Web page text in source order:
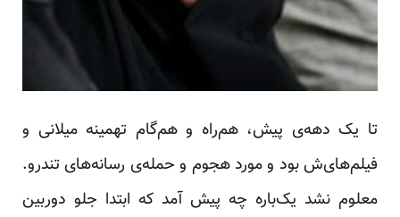
تا یک دهه‌ی پیش، هم‌راه و هم‌گام تهمینه میلانی و
فیلم‌های‌ش بود و مورد هجوم و حمله‌ی رسانه‌های تندرو.
معلوم نشد یک‌باره چه پیش آمد که ابتدا جلو دوربین